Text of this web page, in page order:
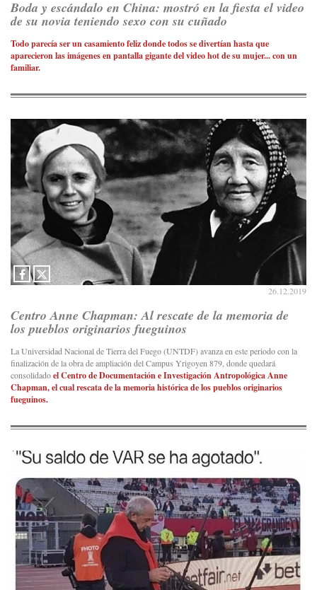
Boda y escándalo en China: mostró en la fiesta el video
de su novia teniendo sexo con su cuñado
Todo parecía ser un casamiento feliz donde todos se divertían hasta que
aparecieron las imágenes en pantalla gigante del video hot de su mujer... con un
familiar.
26.12.2019
Centro Anne Chapman: Al rescate de la memoria de
los pueblos originarios fueguinos
La Universidad Nacional de Tierra del Fuego (UNTDF) avanza en este periodo con la
finalización de la obra de ampliación del Campus Yrigoyen 879, donde quedará
consolidadoel Centro de Documentación e Investigación Antropológica Anne
Chapman, el cual rescata de la memoria histórica de los pueblos originarios
fueguinos.